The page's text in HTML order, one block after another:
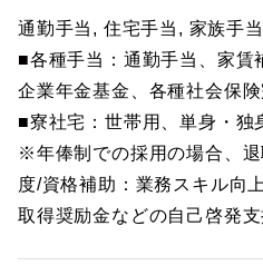
通勤手当, 住宅手当, 家族手
■各種手当：通勤手当、家賃
企業年金基金、各種社会保
■寮社宅：世帯用、単身・独
※年俸制での採用の場合、
度/資格補助：業務スキル向
取得奨励金などの自己啓発